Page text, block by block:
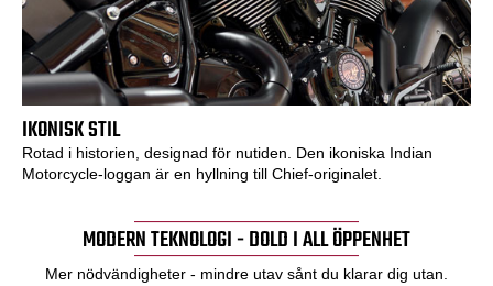
IKONISK STIL
Rotad i historien, designad för nutiden. Den ikoniska Indian
Motorcycle-loggan är en hyllning till Chief-originalet.
MODERN TEKNOLOGI - DOLD I ALL ÖPPENHET
Mer nödvändigheter - mindre utav sånt du klarar dig utan.